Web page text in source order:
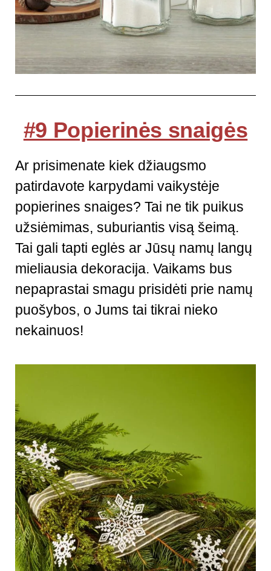
#9 Popierinės snaigės
Ar prisimenate kiek džiaugsmo
patirdavote karpydami vaikystėje
popierines snaiges? Tai ne tik puikus
užsiėmimas, suburiantis visą šeimą.
Tai gali tapti eglės ar Jūsų namų langų
mieliausia dekoracija. Vaikams bus
nepaprastai smagu prisidėti prie namų
puošybos, o Jums tai tikrai nieko
nekainuos!